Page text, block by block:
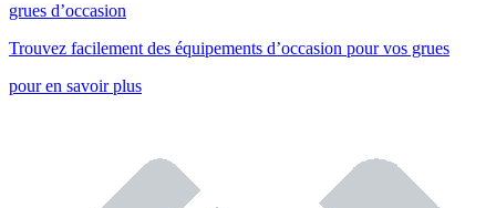
grues d’occasion
Trouvez facilement des équipements d’occasion pour vos grues
pour en savoir plus